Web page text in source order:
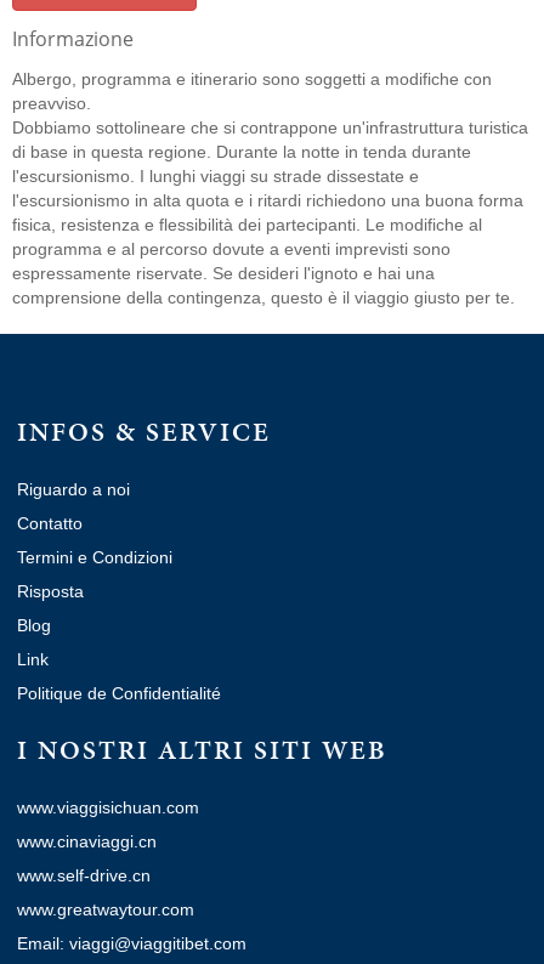
Informazione
Albergo, programma e itinerario sono soggetti a modifiche con
preavviso.
Dobbiamo sottolineare che si contrappone un'infrastruttura turistica
di base in questa regione. Durante la notte in tenda durante
l'escursionismo. I lunghi viaggi su strade dissestate e
l'escursionismo in alta quota e i ritardi richiedono una buona forma
fisica, resistenza e flessibilità dei partecipanti. Le modifiche al
programma e al percorso dovute a eventi imprevisti sono
espressamente riservate. Se desideri l'ignoto e hai una
comprensione della contingenza, questo è il viaggio giusto per te.
INFOS & SERVICE
Riguardo a noi
Contatto
Termini e Condizioni
Risposta
Blog
Link
Politique de Confidentialité
I NOSTRI ALTRI SITI WEB
www.viaggisichuan.com
www.cinaviaggi.cn
www.self-drive.cn
www.greatwaytour.com
Email: viaggi@viaggitibet.com